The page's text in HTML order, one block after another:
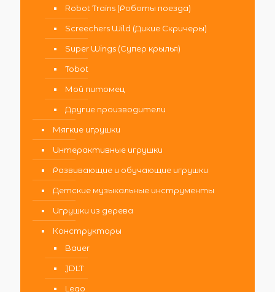
Robot Trains (Роботы поезда)
Screechers Wild (Дикие Скричеры)
Super Wings (Супер крылья)
Tobot
Мой питомец
Другие производители
Мягкие игрушки
Интерактивные игрушки
Развивающие и обучающие игрушки
Детские музыкальные инструменты
Игрушки из дерева
Конструкторы
Bauer
JDLT
Lego